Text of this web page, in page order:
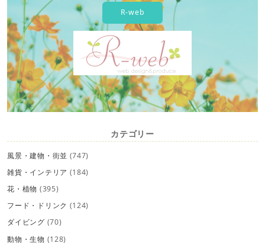
R-web
カテゴリー
風景・建物・街並 (747)
雑貨・インテリア (184)
花・植物 (395)
フード・ドリンク (124)
ダイビング (70)
動物・生物 (128)